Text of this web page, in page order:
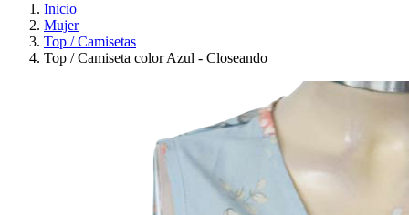
Inicio
Mujer
Top / Camisetas
Top / Camiseta color Azul - Closeando